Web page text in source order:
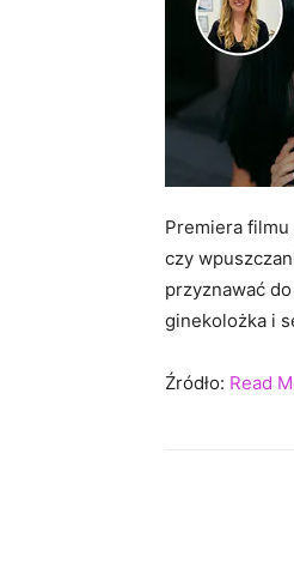
Premiera
czy
przyznawać
ginekolożka i
Źródło: Read